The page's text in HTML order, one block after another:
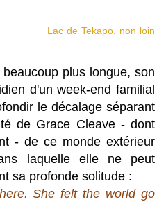
non loin
plus longue, son
d'un week-end familial
le décalage séparant
de Grace Cleave - dont
- de ce monde extérieur
laquelle elle ne peut
sa profonde solitude :
She felt the world go